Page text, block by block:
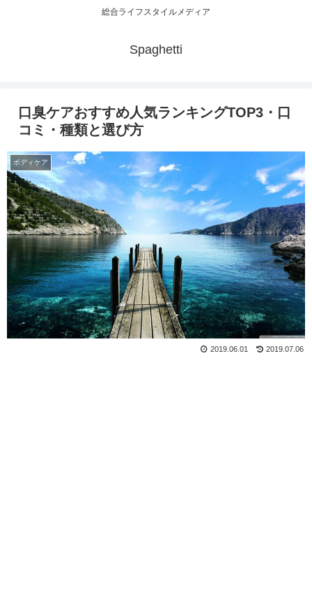
総合ライフスタイルメディア
Spaghetti
口臭ケアおすすめ人気ランキングTOP3・口
コミ・種類と選び方
ボディケア
2019.07.06
2019.06.01